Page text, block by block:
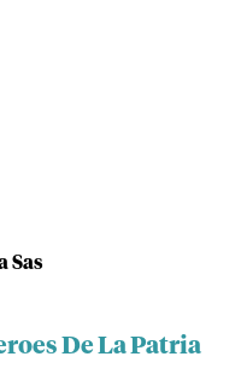
Sas
De La Patria